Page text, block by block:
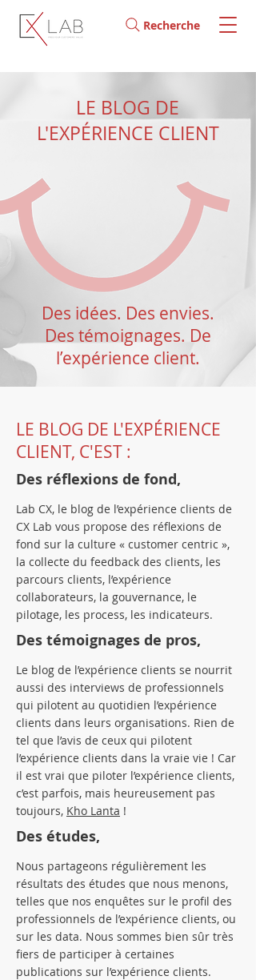
Recherche
LE BLOG DE
L'EXPÉRIENCE CLIENT
Des idées. Des envies.
Des témoignages. De
l’expérience client.
LE BLOG DE L'EXPÉRIENCE
CLIENT, C'EST :
Des réflexions de fond,
Lab CX, le blog de l’expérience clients de
CX Lab vous propose des réflexions de
fond sur la culture « customer centric »,
la collecte du feedback des clients, les
parcours clients, l’expérience
collaborateurs, la gouvernance, le
pilotage, les process, les indicateurs.
Des témoignages de pros,
Le blog de l’expérience clients se nourrit
aussi des interviews de professionnels
qui pilotent au quotidien l’expérience
clients dans leurs organisations. Rien de
tel que l’avis de ceux qui pilotent
l’expérience clients dans la vraie vie ! Car
il est vrai que piloter l’expérience clients,
c’est parfois, mais heureusement pas
toujours, Kho Lanta !
Des études,
Nous partageons régulièrement les
résultats des études que nous menons,
telles que nos enquêtes sur le profil des
professionnels de l’expérience clients, ou
sur les data. Nous sommes bien sûr très
fiers de participer à certaines
publications sur l’expérience clients.